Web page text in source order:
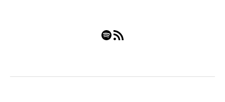
Spotify
RSS-Feed